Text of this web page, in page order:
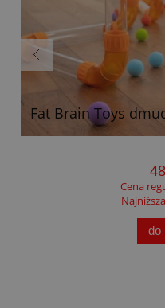
Fat Brain Toys
Cena
do